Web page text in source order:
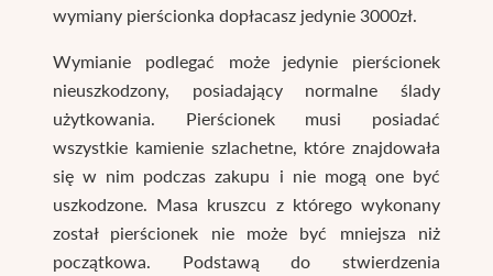
wymiany pierścionka dopłacasz jedynie 3000zł.
Wymianie podlegać może jedynie pierścionek
nieuszkodzony, posiadający normalne ślady
użytkowania. Pierścionek musi posiadać
wszystkie kamienie szlachetne, które znajdowała
się w nim podczas zakupu i nie mogą one być
uszkodzone. Masa kruszcu z którego wykonany
został pierścionek nie może być mniejsza niż
początkowa. Podstawą do stwierdzenia